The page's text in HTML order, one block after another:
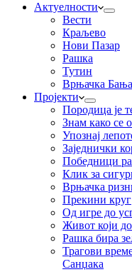
Актуелности
Вести
Краљево
Нови Пазар
Рашка
Тутин
Врњачка Бања
Пројекти
Породица је
Знам како се
Упознај
Заједнички
Победници
Клик за
Врњачка
Прекини круг
Од игре до
Живот који
Рашка бира
Трагови
Санџака